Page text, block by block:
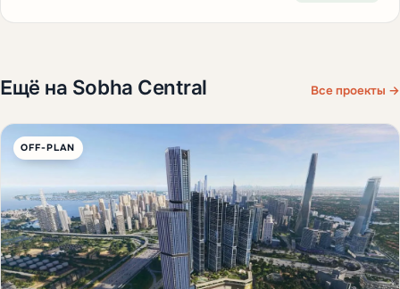
Ещё на Sobha Central Все проекты →
OFF-PLAN